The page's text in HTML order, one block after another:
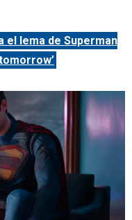
el lema de Superman